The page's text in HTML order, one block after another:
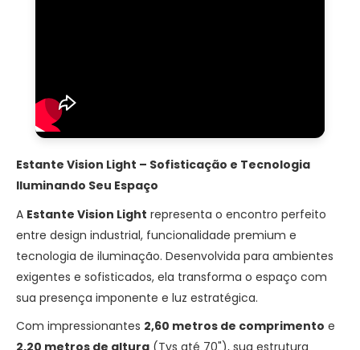
Estante Vision Light – Sofisticação e Tecnologia
Iluminando Seu Espaço
A Estante Vision Light representa o encontro perfeito
entre design industrial, funcionalidade premium e
tecnologia de iluminação. Desenvolvida para ambientes
exigentes e sofisticados, ela transforma o espaço com
sua presença imponente e luz estratégica.
Com impressionantes 2,60 metros de comprimento e